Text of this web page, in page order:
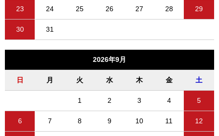
23 24 25 26 27 28 29
30 31
2026年9月
日 月 火 水 木 金 土
1 2 3 4 5
6 7 8 9 10 11 12